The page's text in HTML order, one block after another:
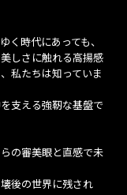
く時代にあっても、
しさに触れる高揚感
私たちは知っていま
支える強靭な基盤で
の審美眼と直感で未
後の世界に残され